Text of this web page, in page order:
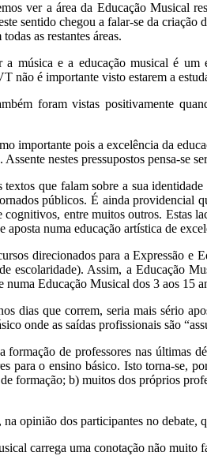
ver a área da Educação Musical
sentido chegou a falar-se da
as restantes áreas.
a música e a educação musical é
não é importante visto estarem a
foram vistas positivamente
importante pois a excelência da
nestes pressupostos pensa-
que falam sobre a sua
públicos. É ainda
entre muitos outros. Estas
aposta numa educação artística de
direcionados para a Expressão
escolaridade). Assim, a Educação
Educação Musical dos 3 aos 15
dias que correm, seria mais sério
onde as saídas profissionais são
de professores nas últimas
para o ensino básico. Isto torna-se,
formação; b) muitos dos próprios
opinião dos participantes no debate,
carrega uma conotação não muito